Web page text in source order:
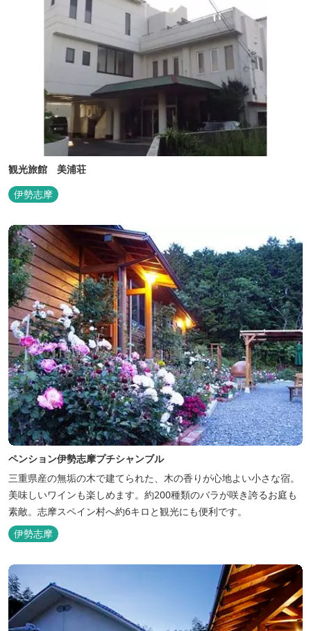
観光旅館 美浦荘
伊勢志摩
ペンション伊勢志摩プチシャンブル
三重県産の無垢の木で建てられた、木の香りが心地よい小さな宿。
美味しいワインも楽しめます。約200種類のバラが咲き誇るお庭も
素敵。志摩スペイン村へ約6キロと観光にも便利です。
伊勢志摩